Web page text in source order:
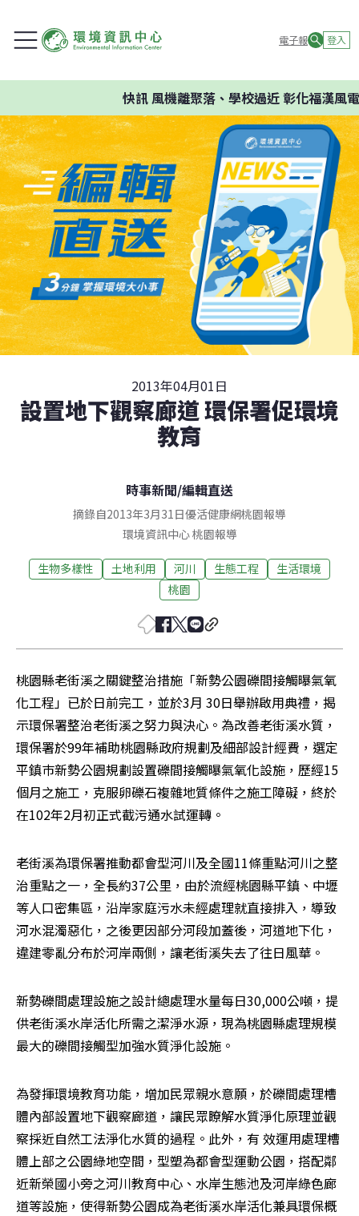
電子報 登入
快訊風機離聚落、學校過近 彰化福漢風電
2013年04月01日
設置地下觀察廊道 環保署促環境
教育
時事新聞/編輯直送
摘錄自2013年3月31日優活健康網桃園報導
環境資訊中心桃園報導
生物多樣性 土地利用 河川 生態工程
生活環境
桃園
桃園縣老街溪之關鍵整治措施「新勢公園礫間接觸曝氣氧
化工程」已於日前完工，並於3月 30日舉辦啟用典禮，揭
示環保署整治老街溪之努力與決心。為改善老街溪水質，
環保署於99年補助桃園縣政府規劃及細部設計經費，選定
平鎮巿新勢公園規劃設置礫間接觸曝氣氧化設施，歷經15
個月之施工，克服卵礫石複雜地質條件之施工障礙，終於
在102年2月初正式截污通水試運轉。
老街溪為環保署推動都會型河川及全國11條重點河川之整
治重點之一，全長約37公里，由於流經桃園縣平鎮、中壢
等人口密集區，沿岸家庭污水未經處理就直接排入，導致
河水混濁惡化，之後更因部分河段加蓋後，河道地下化，
違建零亂分布於河岸兩側，讓老街溪失去了往日風華。
新勢礫間處理設施之設計總處理水量每日30,000公噸，提
供老街溪水岸活化所需之潔淨水源，現為桃園縣處理規模
最大的礫間接觸型加強水質淨化設施。
為發揮環境教育功能，增加民眾親水意願，於礫間處理槽
體內部設置地下觀察廊道，讓民眾瞭解水質淨化原理並觀
察採近自然工法淨化水質的過程。此外，有 效運用處理槽
體上部之公園綠地空間，型塑為都會型運動公園，搭配鄰
近新榮國小旁之河川教育中心、水岸生態池及河岸綠色廊
道等設施，使得新勢公園成為老街溪水岸活化兼具環保概